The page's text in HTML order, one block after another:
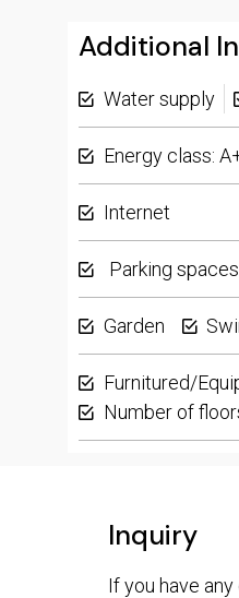
Additional
Water supply
Energy class:
Internet
Parking
Garden
Furnitured/
Number of
Inquiry
If you have